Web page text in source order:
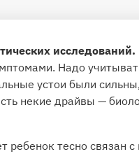
исследований.
Надо
устои были
некие драйвы —
ребенок тесно связан